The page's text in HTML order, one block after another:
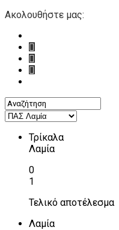
Ακολουθήστε μας:
Τρίκαλα
Λαμία
0
1
Τελικό αποτέλεσμα
Λαμία